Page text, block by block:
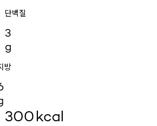
단백질
3
g
방
300kcal